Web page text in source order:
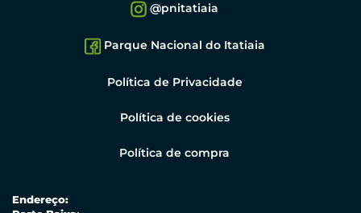
@pnitatiaia
Parque Nacional do Itatiaia
Política de Privacidade
Política de cookies
Política de compra
Endereço: